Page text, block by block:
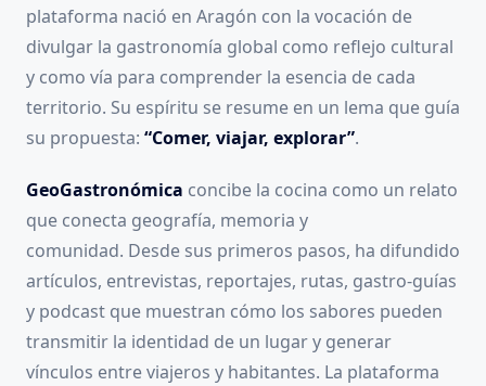
plataforma nació en Aragón con la vocación de
divulgar la gastronomía global como reflejo cultural
y como vía para comprender la esencia de cada
territorio. Su espíritu se resume en un lema que guía
su propuesta: “Comer, viajar, explorar”.
GeoGastronómica concibe la cocina como un relato
que conecta geografía, memoria y
comunidad. Desde sus primeros pasos, ha difundido
artículos, entrevistas, reportajes, rutas, gastro-guías
y podcast que muestran cómo los sabores pueden
transmitir la identidad de un lugar y generar
vínculos entre viajeros y habitantes. La plataforma